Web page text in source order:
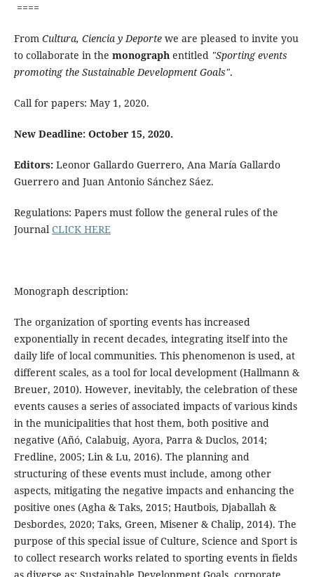
====
From Cultura, Ciencia y Deportewe are pleased to invite you
to collaborate in the monographentitled "Sporting events
promoting the Sustainable Development Goals".
Call for papers: May 1, 2020.
New Deadline: October 15, 2020.
Editors:Leonor Gallardo Guerrero, Ana María Gallardo
Guerrero and Juan Antonio Sánchez Sáez.
Regulations: Papers must follow the general rules of the
Journal CLICK HERE
Monograph description:
The organization of sporting events has increased
exponentially in recent decades, integrating itself into the
daily life of local communities. This phenomenon is used, at
different scales, as a tool for local development (Hallmann &
Breuer, 2010). However, inevitably, the celebration of these
events causes a series of associated impacts of various kinds
in the municipalities that host them, both positive and
negative (Añó, Calabuig, Ayora, Parra & Duclos, 2014;
Fredline, 2005; Lin & Lu, 2016). The planning and
structuring of these events must include, among other
aspects, mitigating the negative impacts and enhancing the
positive ones (Agha & Taks, 2015; Hautbois, Djaballah &
Desbordes, 2020; Taks, Green, Misener & Chalip, 2014). The
purpose of this special issue of Culture, Science and Sport is
to collect research works related to sporting events in fields